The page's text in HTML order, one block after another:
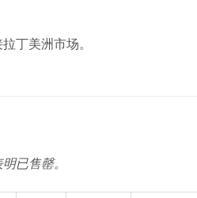
丁美洲市场。
已售罄。